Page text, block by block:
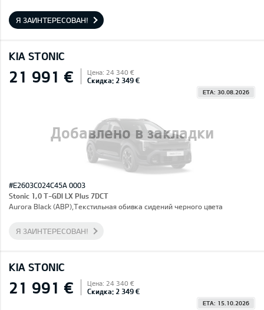
Я ЗАИНТЕРЕСОВАН!
KIA STONIC
Добавлено в закладки
21 991 € Цена: 24 340 €
Скидка: 2 349 €
ETA: 30.08.2026
#E2603C024C45A 0003
Stonic 1,0 T-GDI LX Plus 7DCT
Aurora Black (ABP),Текстильная обивка сидений черного цвета
Я ЗАИНТЕРЕСОВАН!
KIA STONIC
21 991 € Цена: 24 340 €
Скидка: 2 349 €
ETA: 15.10.2026